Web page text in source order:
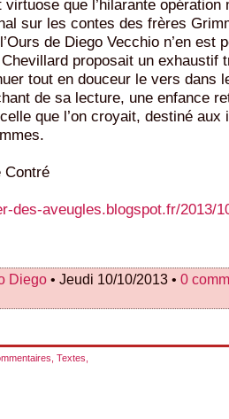
que l’hilarante opération
sur les contes des frères
de Diego Vecchio n’en est
proposait un exhaustif
tout en douceur le vers dans
de sa lecture, une enfance
que l’on croyait, destiné aux
Contré
des-aveugles.blogspot.fr/2013/
Diego • Jeudi 10/10/2013 • 0
Textes